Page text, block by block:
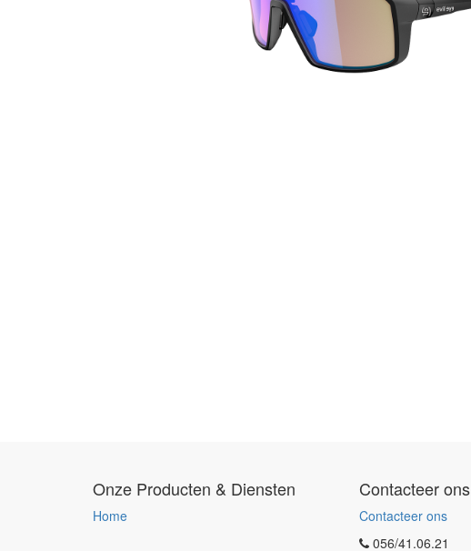
Onze Producten & Diensten
Home
Contacteer ons
Contacteer ons
056/41.06.21